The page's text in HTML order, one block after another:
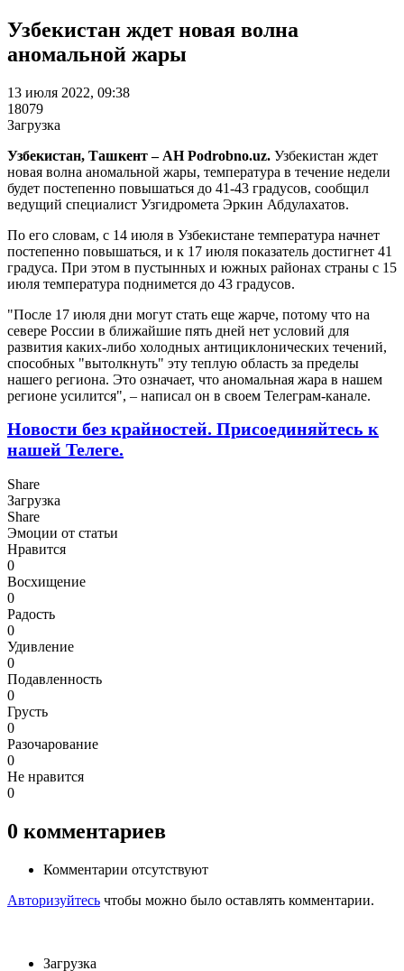
Узбекистан ждет новая волна
аномальной жары
13 июля 2022, 09:38
18079
Загрузка
Узбекистан, Ташкент – АН Podrobno.uz. Узбекистан ждет
новая волна аномальной жары, температура в течение недели
будет постепенно повышаться до 41-43 градусов, сообщил
ведущий специалист Узгидромета Эркин Абдулахатов.
По его словам, с 14 июля в Узбекистане температура начнет
постепенно повышаться, и к 17 июля показатель достигнет 41
градуса. При этом в пустынных и южных районах страны с 15
июля температура поднимется до 43 градусов.
"После 17 июля дни могут стать еще жарче, потому что на
севере России в ближайшие пять дней нет условий для
развития каких-либо холодных антициклонических течений,
способных "вытолкнуть" эту теплую область за пределы
нашего региона. Это означает, что аномальная жара в нашем
регионе усилится", – написал он в своем Телеграм-канале.
Новости без крайностей. Присоединяйтесь к
нашей Телеге.
Share
Загрузка
Share
Эмоции от статьи
Нравится
0
Восхищение
0
Радость
0
Удивление
0
Подавленность
0
Грусть
0
Разочарование
0
Не нравится
0
0 комментариев
Комментарии отсутствуют
Авторизуйтесь чтобы можно было оставлять комментарии.
Загрузка